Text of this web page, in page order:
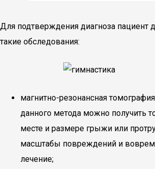
Для подтверждения диагноза пациент
такие обследования:
магнитно-резонансная
данного метода можно получить
месте и размере грыжи или
масштабы повреждений и
лечение;